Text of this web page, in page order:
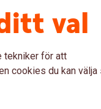
val
tekniker för att
cookies du kan välja